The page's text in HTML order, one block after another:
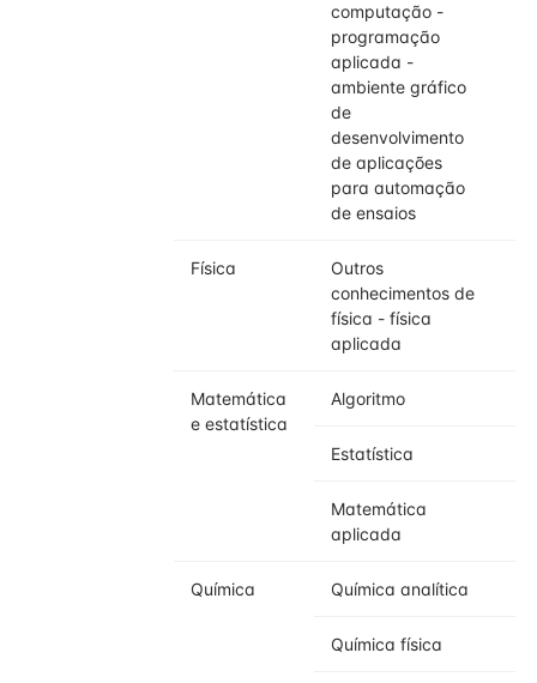
computação -
programação
aplicada -
ambiente gráfico
de
desenvolvimento
de aplicações
para automação
de ensaios
Física
Outros
conhecimentos de
física - física
aplicada
Matemática
e estatística
Algoritmo
Estatística
Matemática
aplicada
Química Química analítica
Química física